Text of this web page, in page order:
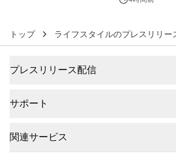
トップ ライフスタイルのプレスリリー
プレスリリース配信
サポート
関連サービス